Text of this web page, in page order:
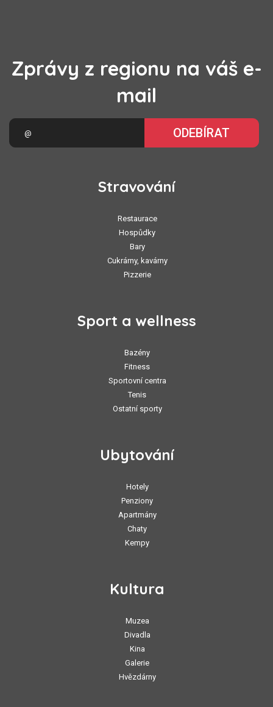
Zprávy z regionu na váš e-
mail
ODEBÍRAT
Stravování
Restaurace
Hospůdky
Bary
Cukrárny, kavárny
Pizzerie
Sport a wellness
Bazény
Fitness
Sportovní centra
Tenis
Ostatní sporty
Ubytování
Hotely
Penziony
Apartmány
Chaty
Kempy
Kultura
Muzea
Divadla
Kina
Galerie
Hvězdárny